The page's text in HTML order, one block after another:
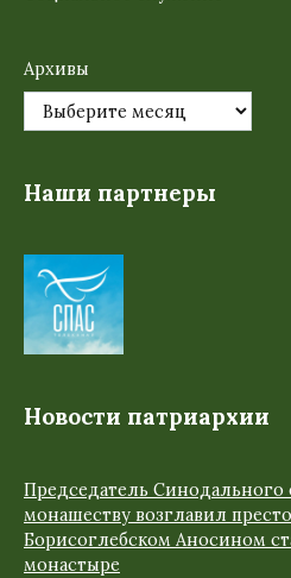
Архивы
Наши партнеры
Новости патриархии
Председатель
монашеству возглавил
Борисоглебском Аносином
монастыре